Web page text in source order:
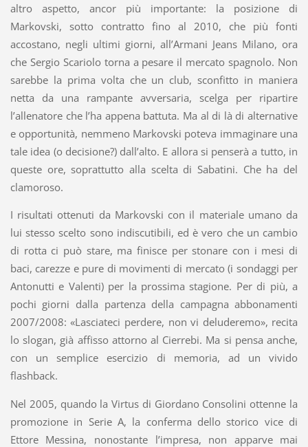
altro aspetto, ancor più importante: la posizione di
Markovski, sotto contratto fino al 2010, che più fonti
accostano, negli ultimi giorni, all’Armani Jeans Milano, ora
che Sergio Scariolo torna a pesare il mercato spagnolo. Non
sarebbe la prima volta che un club, sconfitto in maniera
netta da una rampante avversaria, scelga per ripartire
l’allenatore che l’ha appena battuta. Ma al di là di alternative
e opportunità, nemmeno Markovski poteva immaginare una
tale idea (o decisione?) dall’alto. E allora si penserà a tutto, in
queste ore, soprattutto alla scelta di Sabatini. Che ha del
clamoroso.
I risultati ottenuti da Markovski con il materiale umano da
lui stesso scelto sono indiscutibili, ed è vero che un cambio
di rotta ci può stare, ma finisce per stonare con i mesi di
baci, carezze e pure di movimenti di mercato (i sondaggi per
Antonutti e Valenti) per la prossima stagione. Per di più, a
pochi giorni dalla partenza della campagna abbonamenti
2007/2008: «Lasciateci perdere, non vi deluderemo», recita
lo slogan, già affisso attorno al Cierrebi. Ma si pensa anche,
con un semplice esercizio di memoria, ad un vivido
flashback.
Nel 2005, quando la Virtus di Giordano Consolini ottenne la
promozione in Serie A, la conferma dello storico vice di
Ettore Messina, nonostante l’impresa, non apparve mai